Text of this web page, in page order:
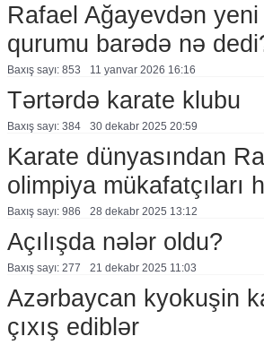
Rafael Ağayevdən yeni
qurumu barədə nə
Baxış sayı: 853 11 yanvar 2026 16:16
Tərtərdə karate klubu
Baxış sayı: 384 30 dekabr 2025 20:59
Karate dünyasından
olimpiya mükafatçıları
Baxış sayı: 986 28 dekabr 2025 13:12
Açılışda nələr oldu?
Baxış sayı: 277 21 dekabr 2025 11:03
Azərbaycan kyokuşin
çıxış ediblər